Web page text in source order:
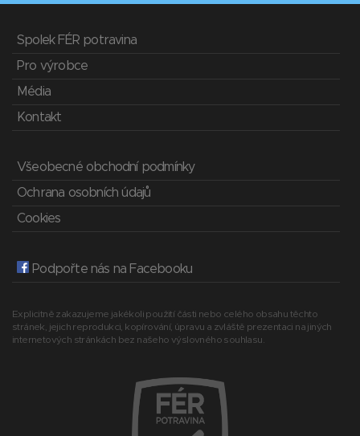
Spolek FÉR potravina
Pro výrobce
Média
Kontakt
Všeobecné obchodní podmínky
Ochrana osobních údajů
Cookies
Podpořte nás na Facebooku
Explicitně zakazujeme jakékoli použití části nebo celého obsahu těchto
stránek, jejich reprodukci, kopírování, úpravu a zvláště prezentaci na jiných
internetových stránkách bez našeho výslovného souhlasu.